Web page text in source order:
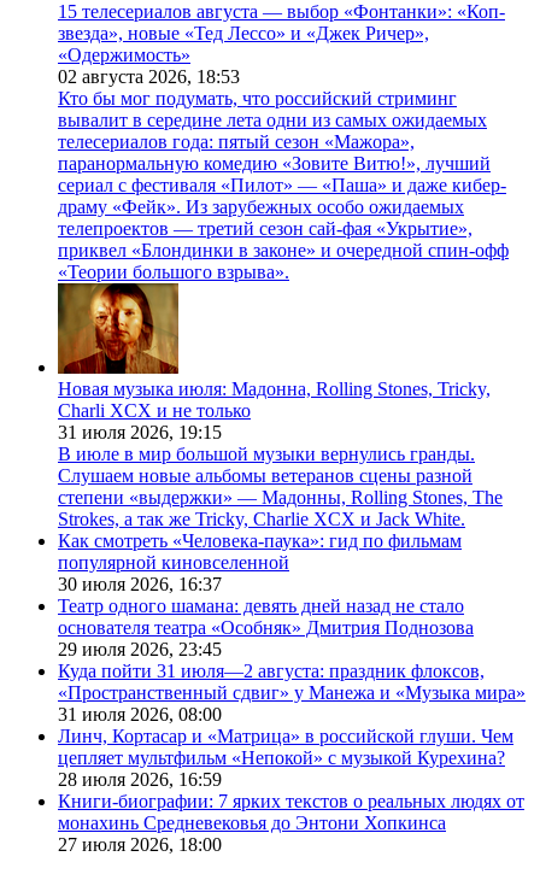
15 телесериалов августа — выбор «Фонтанки»: «Коп-
звезда», новые «Тед Лессо» и «Джек Ричер»,
«Одержимость»
02 августа 2026, 18:53
Кто бы мог подумать, что российский стриминг
вывалит в середине лета одни из самых ожидаемых
телесериалов года: пятый сезон «Мажора»,
паранормальную комедию «Зовите Витю!», лучший
сериал с фестиваля «Пилот» — «Паша» и даже кибер-
драму «Фейк». Из зарубежных особо ожидаемых
телепроектов — третий сезон сай-фая «Укрытие»,
приквел «Блондинки в законе» и очередной спин-офф
«Теории большого взрыва».
Новая музыка июля: Мадонна, Rolling Stones, Tricky,
Charli XCX и не только
31 июля 2026, 19:15
В июле в мир большой музыки вернулись гранды.
Слушаем новые альбомы ветеранов сцены разной
степени «выдержки» — Мадонны, Rolling Stones, The
Strokes, а так же Tricky, Charlie XCX и Jack White.
Как смотреть «Человека-паука»: гид по фильмам
популярной киновселенной
30 июля 2026, 16:37
Театр одного шамана: девять дней назад не стало
основателя театра «Особняк» Дмитрия Поднозова
29 июля 2026, 23:45
Куда пойти 31 июля—2 августа: праздник флоксов,
«Пространственный сдвиг» у Манежа и «Музыка мира»
31 июля 2026, 08:00
Линч, Кортасар и «Матрица» в российской глуши. Чем
цепляет мультфильм «Непокой» с музыкой Курехина?
28 июля 2026, 16:59
Книги-биографии: 7 ярких текстов о реальных людях от
монахинь Средневековья до Энтони Хопкинса
27 июля 2026, 18:00